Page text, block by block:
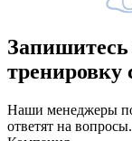
Запишитесь
тренировку
Наши менеджеры
ответят на вопросы.